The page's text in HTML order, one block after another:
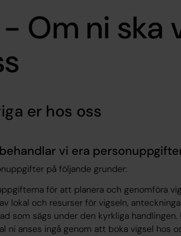
- Om ni ska
er hos oss
vi era
på följande grunder:
för att planera och genomföra
lokal och resurser för vigseln,
som sägs under den kyrkliga
ni anses ingå genom att boka vigsel hos